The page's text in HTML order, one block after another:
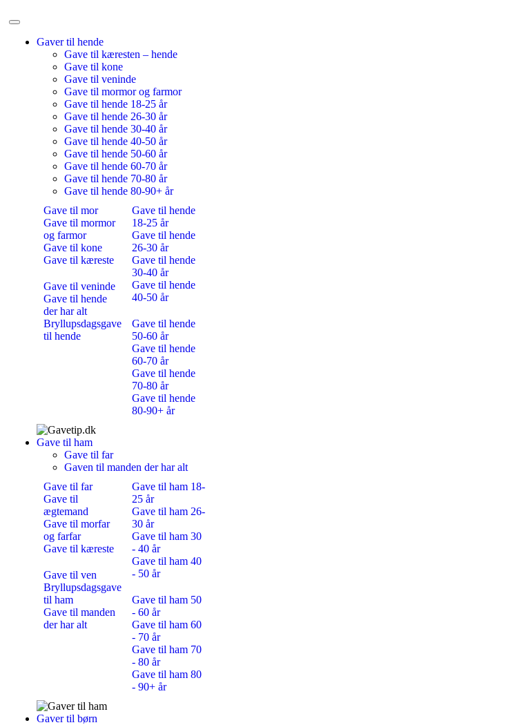
Gaver til hende
Gave til kæresten – hende
Gave til kone
Gave til veninde
Gave til mormor og farmor
Gave til hende 18-25 år
Gave til hende 26-30 år
Gave til hende 30-40 år
Gave til hende 40-50 år
Gave til hende 50-60 år
Gave til hende 60-70 år
Gave til hende 70-80 år
Gave til hende 80-90+ år
Gave til mor
Gave til mormor
og farmor
Gave til kone
Gave til kæreste
Gave til veninde
Gave til hende
der har alt
Bryllupsdagsgave
til hende
Gave til hende
18-25 år
Gave til hende
26-30 år
Gave til hende
30-40 år
Gave til hende
40-50 år
Gave til hende
50-60 år
Gave til hende
60-70 år
Gave til hende
70-80 år
Gave til hende
80-90+ år
Gave til ham
Gave til far
Gaven til manden der har alt
Gave til far
Gave til
ægtemand
Gave til morfar
og farfar
Gave til kæreste
Gave til ven
Bryllupsdagsgave
til ham
Gave til manden
der har alt
Gave til ham 18-
25 år
Gave til ham 26-
30 år
Gave til ham 30
- 40 år
Gave til ham 40
- 50 år
Gave til ham 50
- 60 år
Gave til ham 60
- 70 år
Gave til ham 70
- 80 år
Gave til ham 80
- 90+ år
Gaver til børn